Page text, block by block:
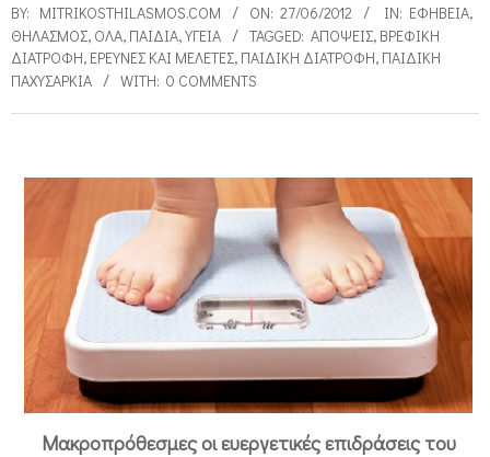
BY: MITRIKOSTHILASMOS.COM ON: 27/06/2012 IN: ΕΦΗΒΕΊΑ,
ΘΗΛΑΣΜΌΣ, ΌΛΑ, ΠΑΙΔΙΑ,ΥΓΕΊΑ TAGGED: ΑΠΌΨΕΙΣ, ΒΡΕΦΙΚΉ
ΔΙΑΤΡΟΦΉ, ΕΡΕΥΝΕΣ ΚΑΙ ΜΕΛΈΤΕΣ, ΠΑΙΔΙΚΉ ΔΙΑΤΡΟΦΉ, ΠΑΙΔΙΚΉ
ΠΑΧΥΣΑΡΚΊΑ
WITH: 0 COMMENTS
σ
Mακροπρόθεσμες οι ευεργετικές επιδράσεις του